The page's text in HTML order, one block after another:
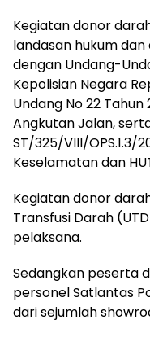
Kegiatan donor
landasan hukum
dengan Undang-
Kepolisian Negara
Undang No 22
Angkutan Jalan,
ST/325/VIII/OPS.1.3/
Keselamatan dan
Kegiatan donor
Transfusi Darah
pelaksana.
Sedangkan peserta
personel Satlantas
dari sejumlah